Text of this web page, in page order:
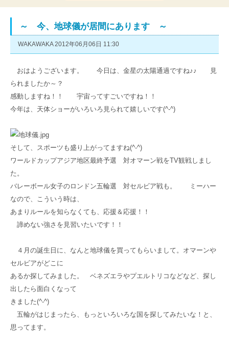
～ 今、地球儀が居間にあります ～
WAKAWAKA 2012年06月06日 11:30
おはようございます。 今日は、金星の太陽通過ですね♪♪ 見
られましたか～？
感動しますね！！ 宇宙ってすごいですね！！
今年は、天体ショーがいろいろ見られて嬉しいです(^-^)
そして、スポーツも盛り上がってますね(^-^)
ワールドカップアジア地区最終予選 対オマーン戦をTV観戦しまし
た。
バレーボール女子のロンドン五輪選 対セルビア戦も。 ミーハー
なので、こういう時は、
あまりルールを知らなくても、応援＆応援！！
諦めない強さを見習いたいです！！
４月の誕生日に、なんと地球儀を買ってもらいまして。オマーンや
セルビアがどこに
あるか探してみました。 ベネズエラやプエルトリコなどなど、探し
出したら面白くなって
きました(^-^)
五輪がはじまったら、もっといろいろな国を探してみたいな！と、
思ってます。